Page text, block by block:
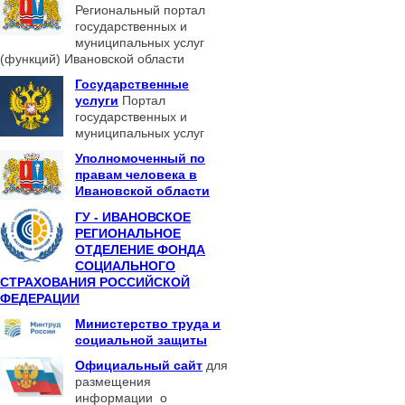
Региональный портал
государственных и
муниципальных услуг
(функций) Ивановской области
Государственные
услуги Портал
государственных и
муниципальных услуг
Уполномоченный по
правам человека в
Ивановской области
ГУ - ИВАНОВСКОЕ
РЕГИОНАЛЬНОЕ
ОТДЕЛЕНИЕ ФОНДА
СОЦИАЛЬНОГО
СТРАХОВАНИЯ РОССИЙСКОЙ
ФЕДЕРАЦИИ
Министерство труда и
социальной защиты
Официальный сайт для
размещения
информации о